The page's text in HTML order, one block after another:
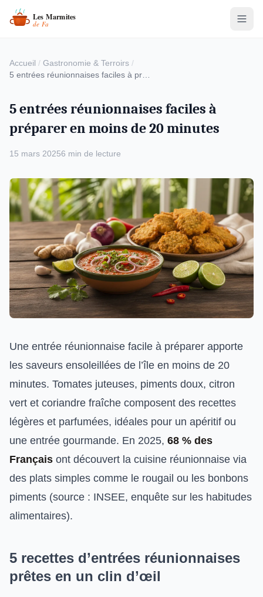
Accueil / Gastronomie & Terroirs /
5 entrées réunionnaises faciles à
préparer en moins de 20 minutes
15 mars 20256 min de lecture
Une entrée réunionnaise facile à préparer apporte
les saveurs ensoleillées de l’île en moins de 20
minutes. Tomates juteuses, piments doux, citron
vert et coriandre fraîche composent des recettes
légères et parfumées, idéales pour un apéritif ou
une entrée gourmande. En 2025, 68 % des
Français ont découvert la cuisine réunionnaise via
des plats simples comme le rougail ou les bonbons
piments (source : INSEE, enquête sur les habitudes
alimentaires).
5 recettes d’entrées réunionnaises
prêtes en un clin d’œil